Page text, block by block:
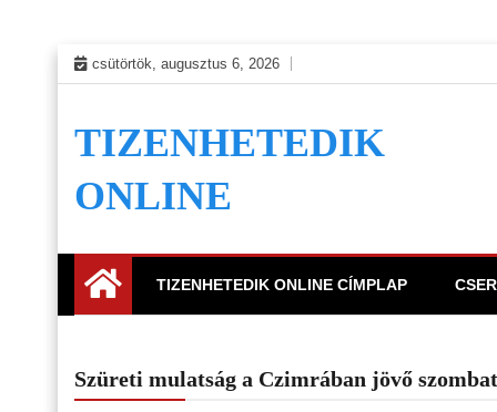
Skip
to
csütörtök, augusztus 6, 2026
TIZENHETEDIK
ONLINE
TIZENHETEDIK ONLINE CÍMPLAP
Szüreti mulatság a Czimrában jövő